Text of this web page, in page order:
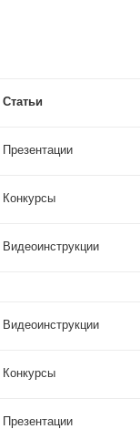
Статьи
Презентации
Конкурсы
Видеоинструкции
Видеоинструкции
Конкурсы
Презентации